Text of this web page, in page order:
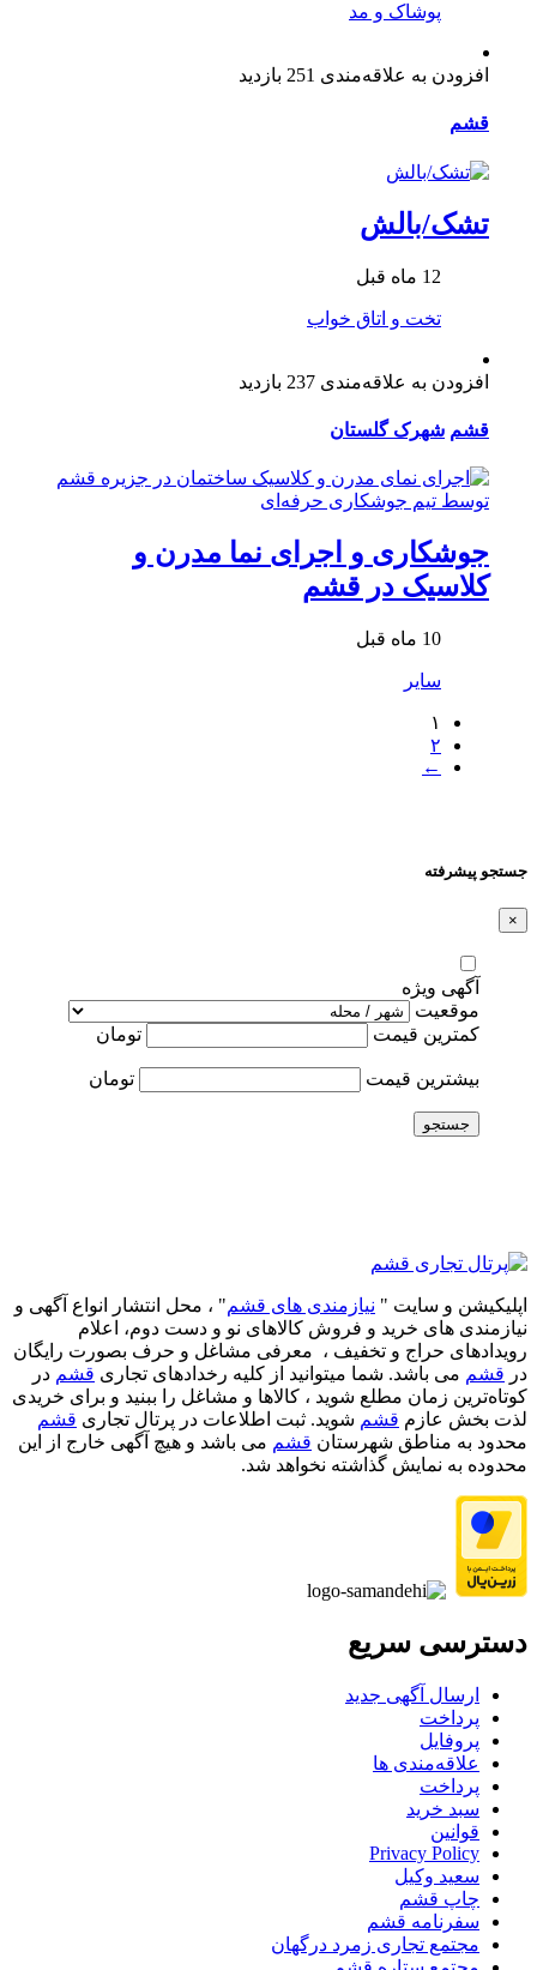
پوشاک و مد
افزودن به علاقه‌مندی 251 بازدید
قشم
تشک/بالش
12 ماه قبل
تخت و اتاق خواب
افزودن به علاقه‌مندی 237 بازدید
قشم شهرک گلستان
جوشکاری و اجرای نما مدرن و
کلاسیک در قشم
10 ماه قبل
سایر
۱
۲
←
جستجو پیشرفته
×
آگهی ویژه
موقعیت
کمترین قیمت
تومان
بیشترین قیمت تومان
جستجو
اپلیکیشن و سایت " نیازمندی های قشم" ، محل انتشار انواع آگهی و
نیازمندی های خرید و فروش کالاهای نو و دست‌ دوم، اعلام
رویدادهای حراج و تخفیف ، معرفی مشاغل و حرف بصورت رایگان
در قشم می باشد. شما میتوانید از کلیه رخدادهای تجاری قشم در
کوتاه‌ترین زمان مطلع شوید ، کالاها و مشاغل را ببنید و برای خریدی
لذت بخش عازم قشم شوید. ثبت اطلاعات در پرتال تجاری قشم
محدود به مناطق شهرستان قشم می باشد و هیچ آگهی خارج از این
محدوده به نمایش گذاشته نخواهد شد.
دسترسی سریع
ارسال آگهی جدید
پرداخت
پروفایل
علاقه‌مندی ها
پرداخت
سبد خرید
قوانین
Privacy Policy
سعید وکیل
چاپ قشم
سفرنامه قشم
مجتمع تجاری زمرد درگهان